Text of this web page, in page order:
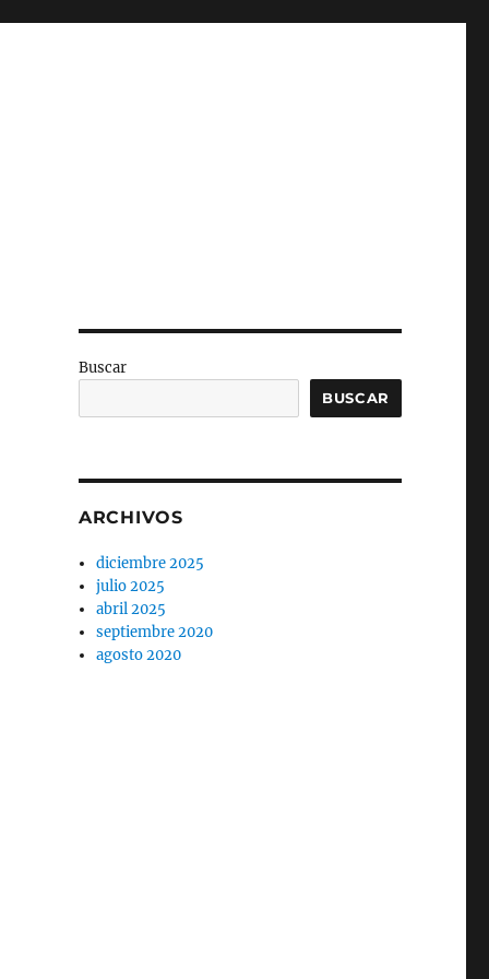
Buscar
BUSCAR
ARCHIVOS
diciembre 2025
julio 2025
abril 2025
septiembre 2020
agosto 2020